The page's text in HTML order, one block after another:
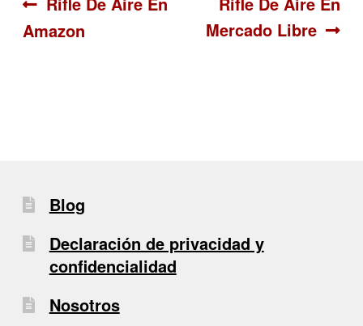
de
Amazon
Mercado Libre
Blog
Declaración de privacidad y
confidencialidad
Nosotros